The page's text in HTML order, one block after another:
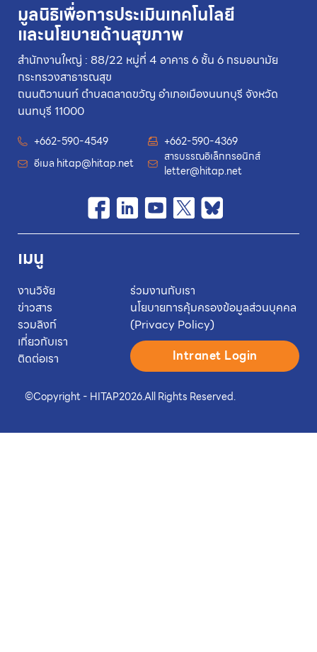
©Copyright - HITAP2026.All Rights Reserved.
มูลนิธิเพื่อการประเมินเทคโนโลยี
และนโยบายด้านสุขภาพ
สำนักงานใหญ่ : 88/22 หมู่ที่ 4 อาคาร 6 ชั้น 6 กรมอนามัย
กระทรวงสาธารณสุข
ถนนติวานนท์ ตำบลตลาดขวัญ อำเภอเมืองนนทบุรี จังหวัด
นนทบุรี 11000
+662-590-4549
+662-590-4369
อีเมล hitap@hitap.net
สารบรรณอิเล็กทรอนิกส์
letter@hitap.net
เมนู
งานวิจัย
ข่าวสาร
รวมลิงก์
เกี่ยวกับเรา
ติดต่อเรา
ร่วมงานกับเรา
นโยบายการคุ้มครองข้อมูลส่วนบุคคล
(Privacy Policy)
Intranet Login